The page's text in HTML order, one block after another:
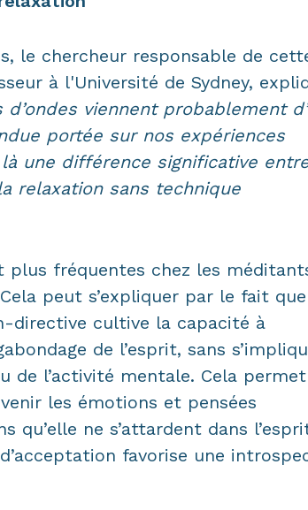
le chercheur responsable de
à l'Université de Sydney,
d’ondes viennent probablement
portée sur nos expériences
une différence significative
relaxation sans technique
plus fréquentes chez les
peut s’expliquer par le fait
directive cultive la capacité à
de l’esprit, sans
de l’activité mentale. Cela
les émotions et pensées
qu’elle ne s’attardent dans
favorise une